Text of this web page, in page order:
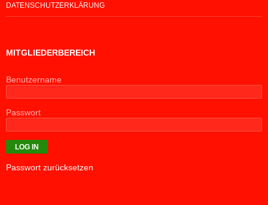
DATENSCHUTZERKLÄRUNG
MITGLIEDERBEREICH
Benutzername
Passwort
Passwort zurücksetzen